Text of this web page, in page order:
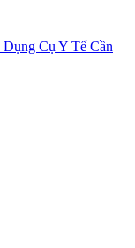
Dụng Cụ Y Tế Cần